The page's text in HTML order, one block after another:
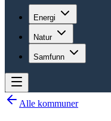
Energi
Natur
Samfunn
Alle kommuner